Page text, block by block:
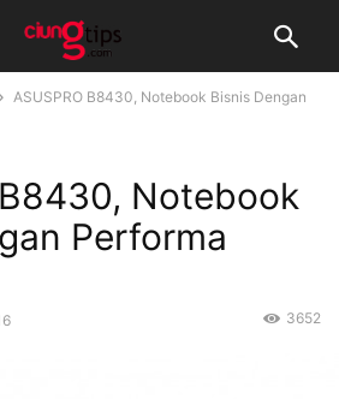
ASUSPRO B8430, Notebook Bisnis Dengan
Notebook
Performa
3652